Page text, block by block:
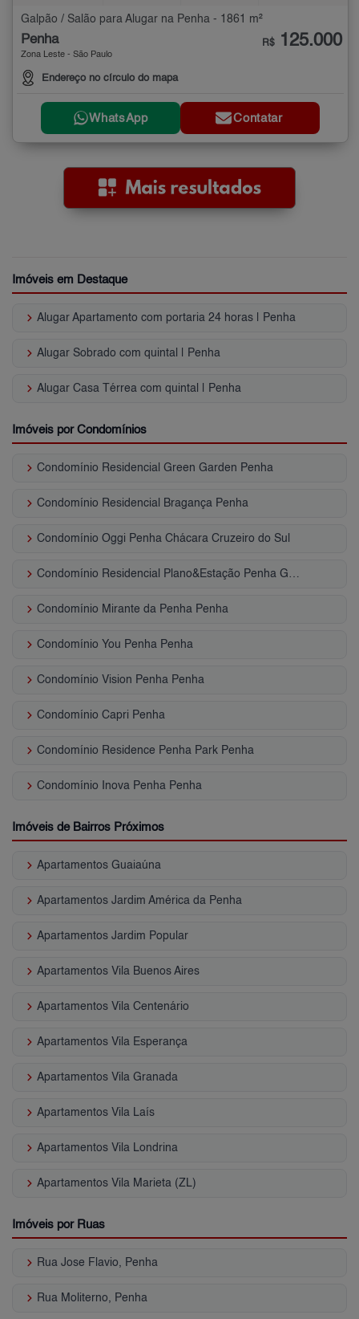
Galpão / Salão para Alugar na Penha - 1861 m²
Penha
Zona Leste - São Paulo
Endereço no círculo do mapa
R$ 125.000
WhatsApp Contatar
Imóveis em Destaque
keyboard_arrow_right Alugar Apartamento com portaria 24 horas | Penha
keyboard_arrow_right Alugar Sobrado com quintal | Penha
keyboard_arrow_right Alugar Casa Térrea com quintal | Penha
Imóveis por Condomínios
keyboard_arrow_right Condomínio Residencial Green Garden Penha
keyboard_arrow_right Condomínio Residencial Bragança Penha
keyboard_arrow_right Condomínio Oggi Penha Chácara Cruzeiro do Sul
keyboard_arrow_right Condomínio Residencial Plano&Estação Penha Guaiaúna
keyboard_arrow_right Condomínio Mirante da Penha Penha
keyboard_arrow_right Condomínio You Penha Penha
keyboard_arrow_right Condomínio Vision Penha Penha
keyboard_arrow_right Condomínio Capri Penha
keyboard_arrow_right Condomínio Residence Penha Park Penha
keyboard_arrow_right Condomínio Inova Penha Penha
Imóveis de Bairros Próximos
keyboard_arrow_right Apartamentos Guaiaúna
keyboard_arrow_right Apartamentos Jardim América da Penha
keyboard_arrow_right Apartamentos Jardim Popular
keyboard_arrow_right Apartamentos Vila Buenos Aires
keyboard_arrow_right Apartamentos Vila Centenário
keyboard_arrow_right Apartamentos Vila Esperança
keyboard_arrow_right Apartamentos Vila Granada
keyboard_arrow_right Apartamentos Vila Laís
keyboard_arrow_right Apartamentos Vila Londrina
keyboard_arrow_right Apartamentos Vila Marieta (ZL)
Imóveis por Ruas
keyboard_arrow_right Rua Jose Flavio, Penha
keyboard_arrow_right Rua Moliterno, Penha